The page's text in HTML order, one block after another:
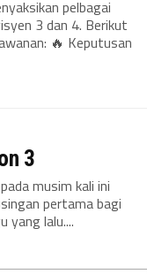
pelbagai
3 dan 4. Berikut
🔥 Keputusan
3
musim kali ini
pertama bagi
yang lalu....